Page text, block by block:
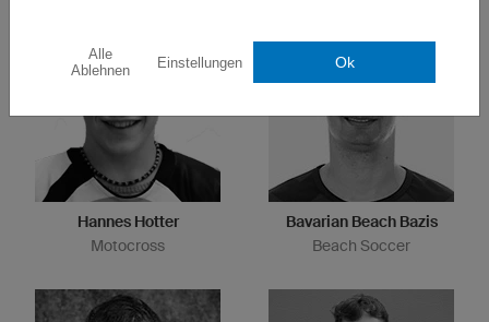
Hannes Hotter
Motocross
Bavarian Beach Bazis
Beach Soccer
Alle
Ablehnen
Einstellungen Ok